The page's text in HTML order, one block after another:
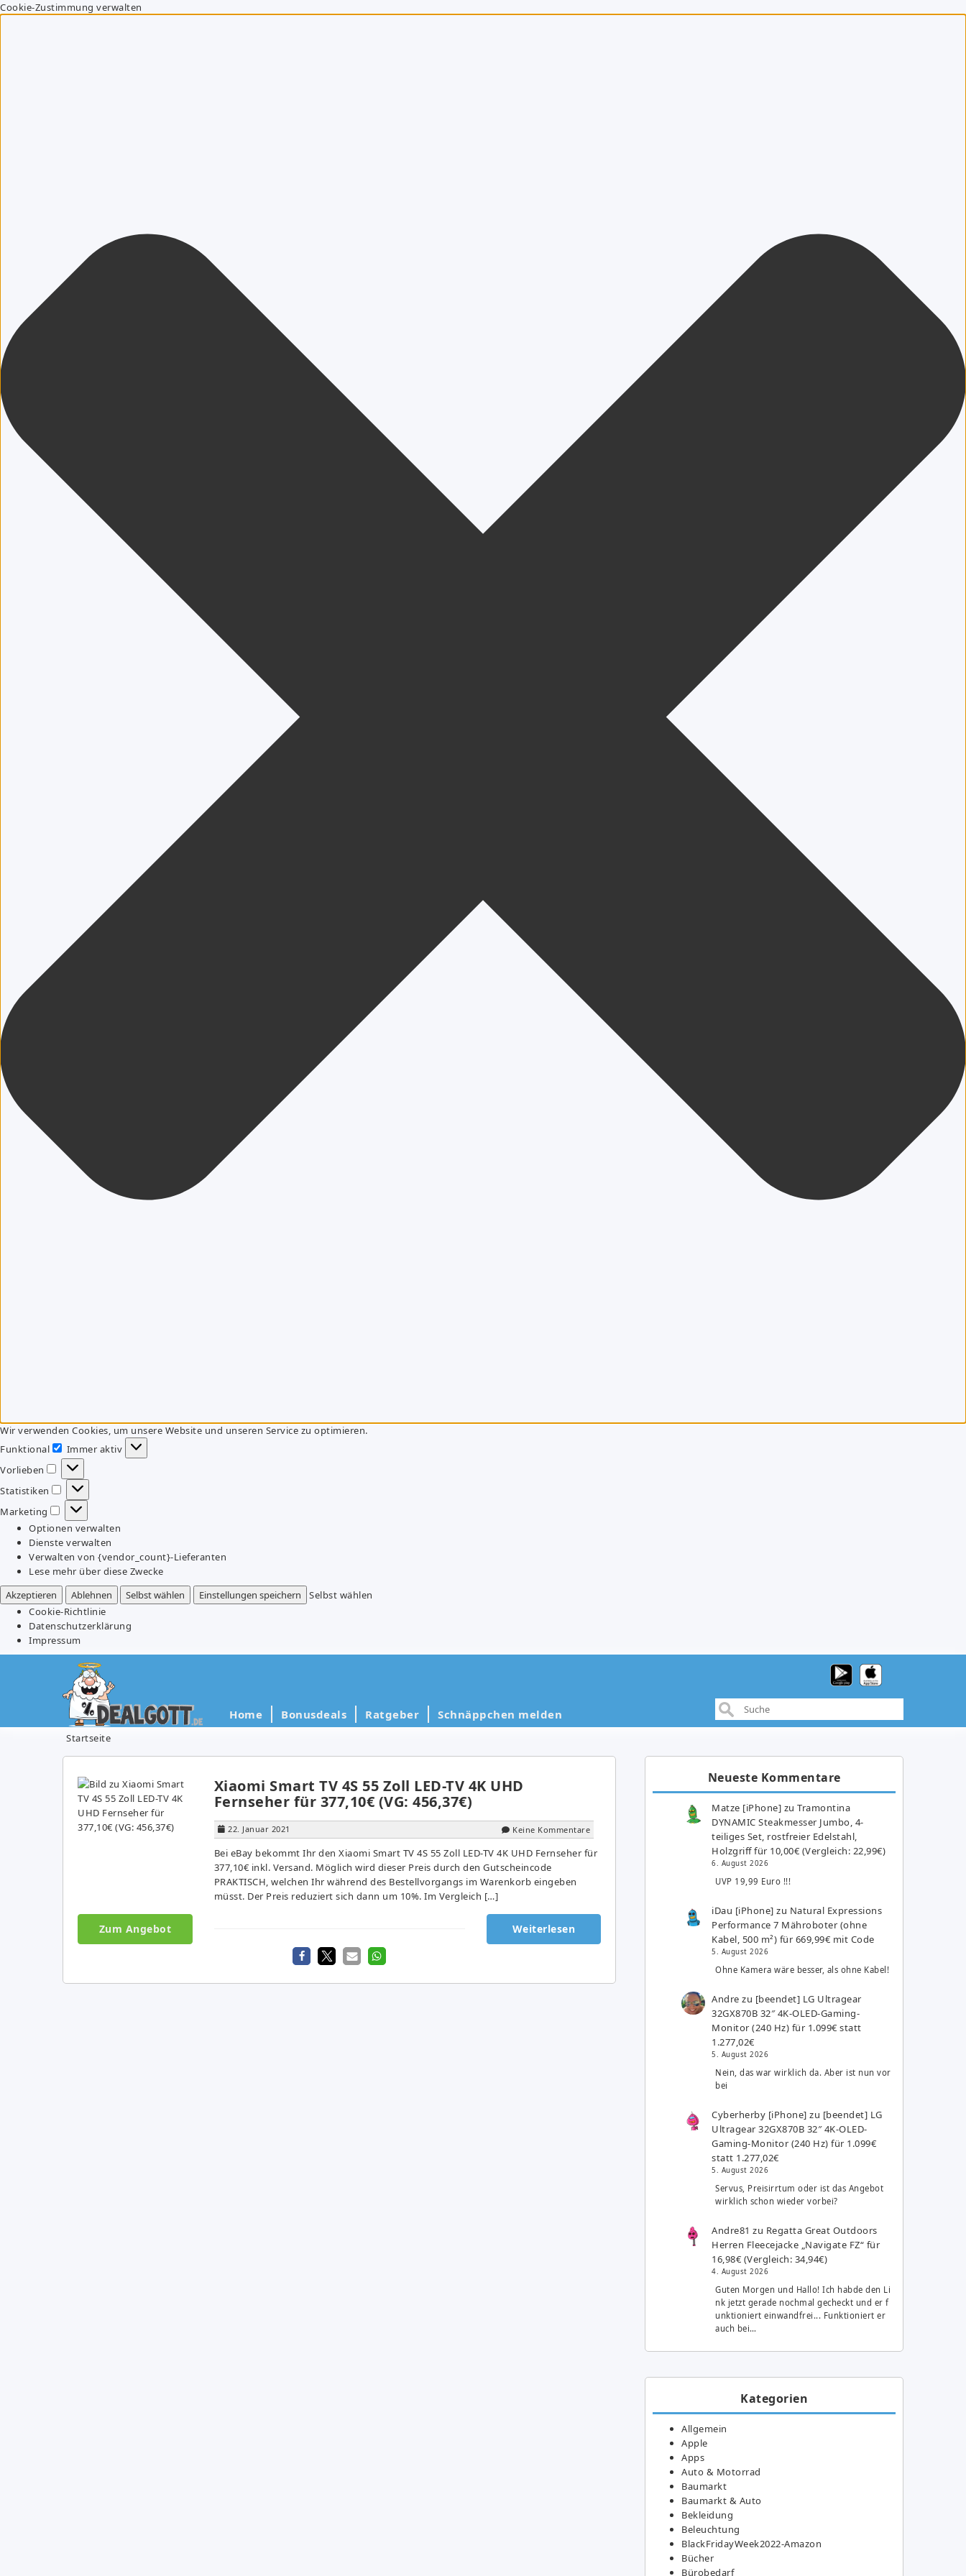
Cookie-Zustimmung verwalten
Wir verwenden Cookies, um unsere Website und unseren Service zu optimieren.
Funktional
Funktional
Immer aktiv
Vorlieben
Vorlieben
Statistiken
Statistiken
Marketing
Marketing
Optionen verwalten
Dienste verwalten
Verwalten von {vendor_count}-Lieferanten
Lese mehr über diese Zwecke
Akzeptieren
Ablehnen Selbst wählen Einstellungen speichern
Selbst wählen
Cookie-Richtlinie
Datenschutzerklärung
Impressum
Home Bonusdeals Ratgeber Schnäppchen melden
Startseite
Xiaomi Smart TV 4S 55 Zoll LED-TV 4K UHD
Fernseher für 377,10€ (VG: 456,37€)
22. Januar 2021 Keine Kommentare
Bei eBay bekommt Ihr den Xiaomi Smart TV 4S 55 Zoll LED-TV 4K UHD Fernseher für
377,10€ inkl. Versand. Möglich wird dieser Preis durch den Gutscheincode
PRAKTISCH, welchen Ihr während des Bestellvorgangs im Warenkorb eingeben
müsst. Der Preis reduziert sich dann um 10%. Im Vergleich […]
Zum Angebot Weiterlesen
Neueste Kommentare
Matze [iPhone] zuTramontina
DYNAMIC Steakmesser Jumbo, 4-
teiliges Set, rostfreier Edelstahl,
Holzgriff für 10,00€ (Vergleich: 22,99€)
6. August 2026
UVP 19,99 Euro !!!
iDau [iPhone] zu Natural Expressions
Performance 7 Mähroboter (ohne
Kabel, 500 m²) für 669,99€ mit Code
5. August 2026
Ohne Kamera wäre besser, als ohne Kabel!
Andre zu [beendet] LG Ultragear
32GX870B 32″ 4K-OLED-Gaming-
Monitor (240 Hz) für 1.099€ statt
1.277,02€
5. August 2026
Nein, das war wirklich da. Aber ist nun vor
bei
Cyberherby [iPhone] zu [beendet] LG
Ultragear 32GX870B 32″ 4K-OLED-
Gaming-Monitor (240 Hz) für 1.099€
statt 1.277,02€
5. August 2026
Servus, Preisirrtum oder ist das Angebot
wirklich schon wieder vorbei?
Andre81 zu Regatta Great Outdoors
Herren Fleecejacke „Navigate FZ“ für
16,98€ (Vergleich: 34,94€)
4. August 2026
Guten Morgen und Hallo! Ich habde den Li
nk jetzt gerade nochmal gecheckt und er f
unktioniert einwandfrei... Funktioniert er
auch bei…
Kategorien
Allgemein
Apple
Apps
Auto & Motorrad
Baumarkt
Baumarkt & Auto
Bekleidung
Beleuchtung
BlackFridayWeek2022-Amazon
Bücher
Bürobedarf